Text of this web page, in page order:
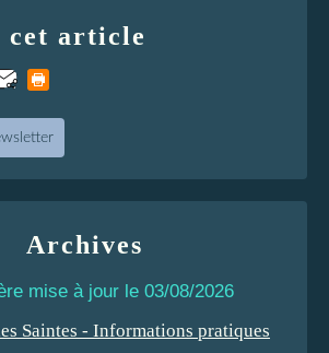
cet article
Archives
mise à jour le 03/08/2026